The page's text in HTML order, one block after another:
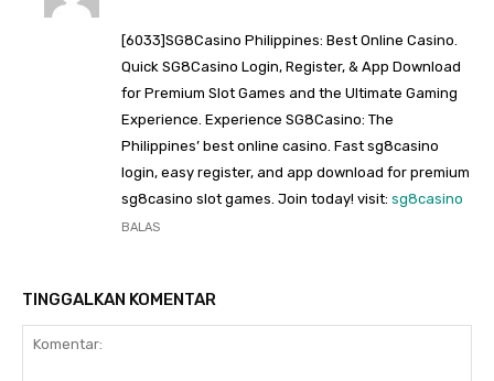
[6033]SG8Casino Philippines: Best Online Casino.
Quick SG8Casino Login, Register, & App Download
for Premium Slot Games and the Ultimate Gaming
Experience. Experience SG8Casino: The
Philippines’ best online casino. Fast sg8casino
login, easy register, and app download for premium
sg8casino slot games. Join today! visit: sg8casino
BALAS
TINGGALKAN KOMENTAR